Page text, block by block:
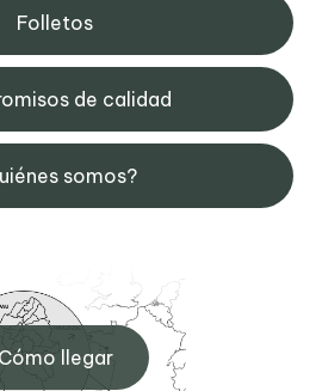
Folletos
de calidad
somos?
Cómo llegar